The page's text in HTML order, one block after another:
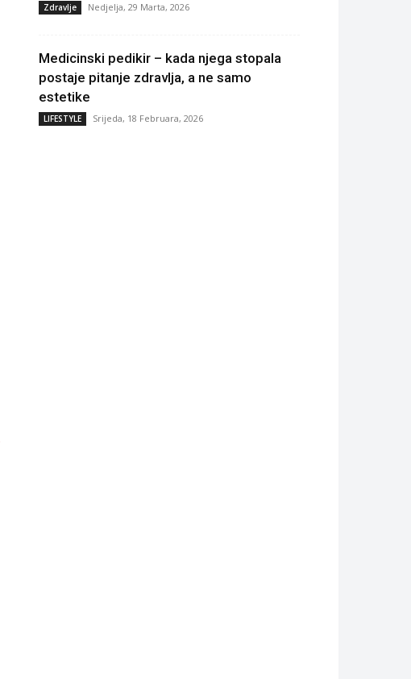
Zdravlje Nedjelja, 29 Marta, 2026
Medicinski pedikir – kada njega stopala
postaje pitanje zdravlja, a ne samo
estetike
LIFESTYLE Srijeda, 18 Februara, 2026